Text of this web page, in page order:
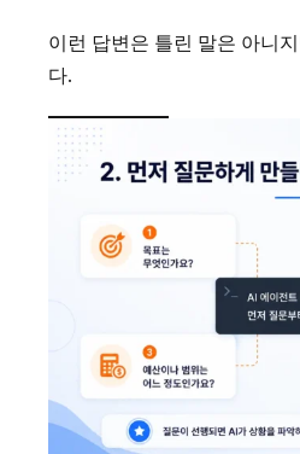
이런 답변은 틀린 말은 아니
다.